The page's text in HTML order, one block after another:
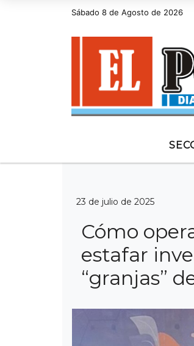
Sábado 8 de Agosto de 2026
Hoy es Sábado 8 de
23 de julio de 2025
Cómo
estafar
“granjas”